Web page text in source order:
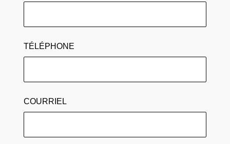
TÉLÉPHONE
COURRIEL